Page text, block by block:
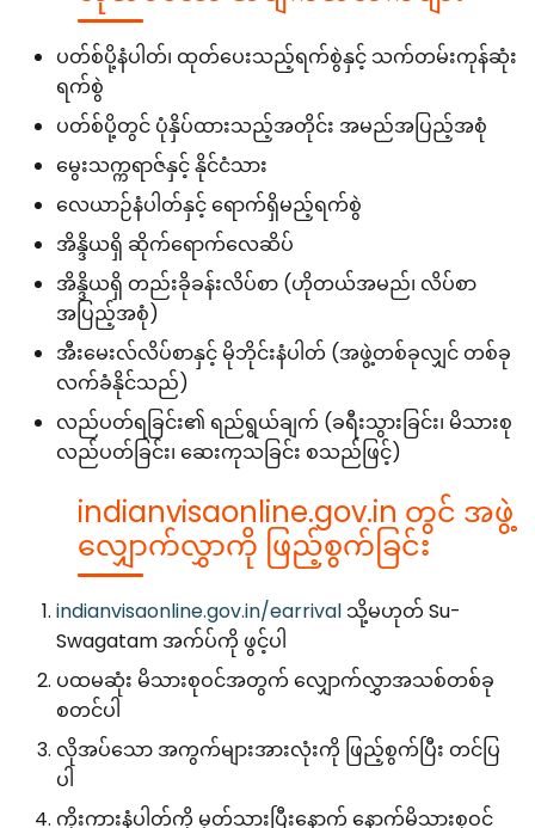
ပတ်စ်ပို့နံပါတ်၊ ထုတ်ပေးသည့်ရက်စွဲနှင့် သက်တမ်းကုန်ဆုံး
ရက်စွဲ
ပတ်စ်ပို့တွင် ပုံနှိပ်ထားသည့်အတိုင်း အမည်အပြည့်အစုံ
မွေးသက္ကရာဇ်နှင့် နိုင်ငံသား
လေယာဉ်နံပါတ်နှင့် ရောက်ရှိမည့်ရက်စွဲ
အိန္ဒိယရှိ ဆိုက်ရောက်လေဆိပ်
အိန္ဒိယရှိ တည်းခိုခန်းလိပ်စာ (ဟိုတယ်အမည်၊ လိပ်စာ
အပြည့်အစုံ)
အီးမေးလ်လိပ်စာနှင့် မိုဘိုင်းနံပါတ် (အဖွဲ့တစ်ခုလျှင် တစ်ခု
လက်ခံနိုင်သည်)
လည်ပတ်ရခြင်း၏ ရည်ရွယ်ချက် (ခရီးသွားခြင်း၊ မိသားစု
လည်ပတ်ခြင်း၊ ဆေးကုသခြင်း စသည်ဖြင့်)
indianvisaonline.gov.in တွင် အဖွဲ့
လျှောက်လွှာကို ဖြည့်စွက်ခြင်း
indianvisaonline.gov.in/earrival သို့မဟုတ် Su-
Swagatam အက်ပ်ကို ဖွင့်ပါ
ပထမဆုံး မိသားစုဝင်အတွက် လျှောက်လွှာအသစ်တစ်ခု
စတင်ပါ
လိုအပ်သော အကွက်များအားလုံးကို ဖြည့်စွက်ပြီး တင်ပြ
ပါ
ကိုးကားနံပါတ်ကို မှတ်သားပြီးနောက် နောက်မိသားစုဝင်